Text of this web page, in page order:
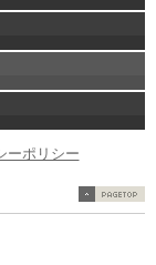
ーポリシー